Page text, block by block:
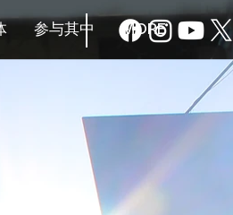
参与其中 MORE